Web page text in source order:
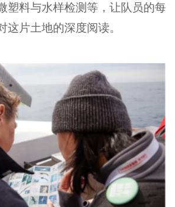
塑料与水样检测等，让队员的每
这片土地的深度阅读。